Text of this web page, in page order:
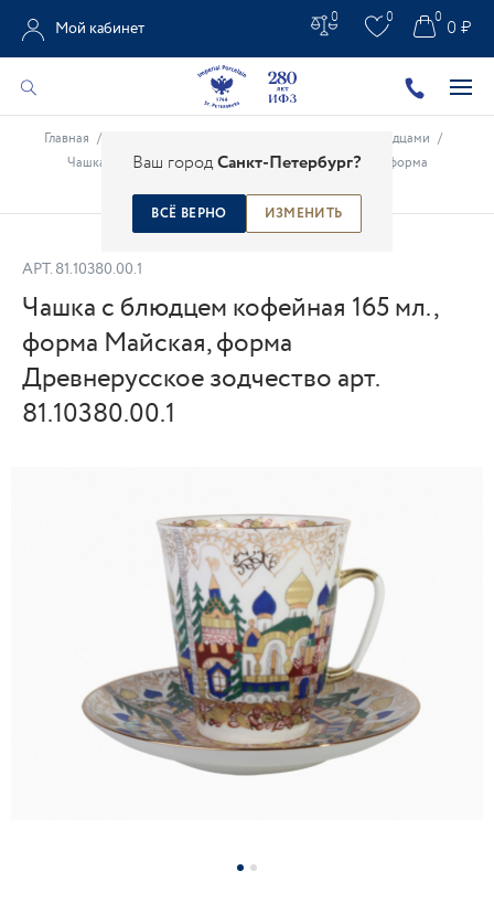
Ваш городСанкт-Петербург?
ВСЁ ВЕРНО ИЗМЕНИТЬ
Мой кабинет
0 0 0 ₽
0
Главная / Чашки с блюдцами /
Чашка с блюдцем кофейная 165 мл., форма Майская, форма
АРТ. 81.10380.00.1
Чашка с блюдцем кофейная 165 мл.,
форма Майская, форма
Древнерусское зодчество арт.
81.10380.00.1